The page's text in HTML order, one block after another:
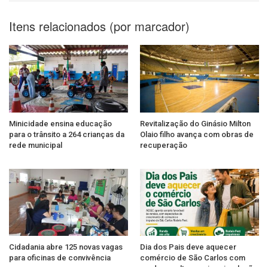
Itens relacionados (por marcador)
Minicidade ensina educação
para o trânsito a 264 crianças da
rede municipal
Revitalização do Ginásio Milton
Olaio filho avança com obras de
recuperação
Cidadania abre 125 novas vagas
para oficinas de convivência
Dia dos Pais deve aquecer
comércio de São Carlos com